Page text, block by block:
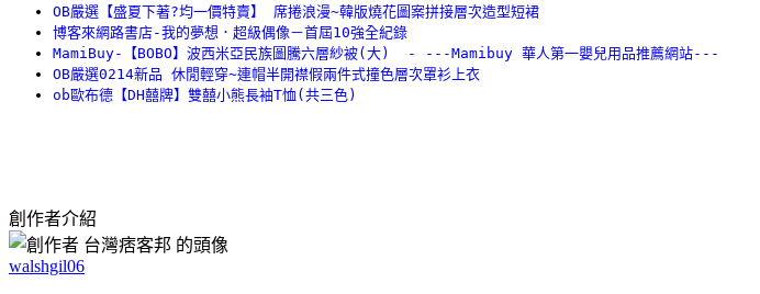
OB嚴選【盛夏下著?均一價特賣】 席捲浪漫~韓版燒花圖案拼接層次造型短裙
博客來網路書店-我的夢想．超級偶像－首屆10強全紀錄
MamiBuy-【BOBO】波西米亞民族圖騰六層紗被(大)  - ---Mamibuy 華人第一嬰兒用品推薦網站---
OB嚴選0214新品 休閒輕穿~連帽半開襟假兩件式撞色層次罩衫上衣
ob歐布德【DH囍牌】雙囍小熊長袖T恤(共三色)
創作者介紹
walshgil06